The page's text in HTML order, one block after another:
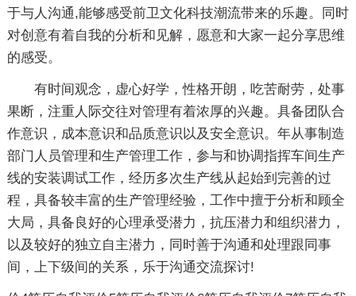
于与人沟通,能够感受前卫文化科技潮流带来的乐趣。同时
对创意有着自我的分析和见解，愿意和大家一起分享思维
的感受。
有时间观念，虚心好学，性格开朗，吃苦耐劳，处事
果断，注重人际交往对管理有着浓厚的兴趣。具备团队合
作意识，成本意识和品质意识以及安全意识。年从事制造
部门人员管理和生产管理工作，参与和协调指挥车间生产
线的安装调试工作，经历多次生产线从起始到完善的过
程，具备较丰富的生产管理经验，工作中擅于分析和顾全
大局，具备良好的心理承受潜力，抗压潜力和组织潜力，
以及较好的独立自主潜力，同时善于沟通和处理跟同事
间，上下级间的关系，乐于沟通交流探讨!